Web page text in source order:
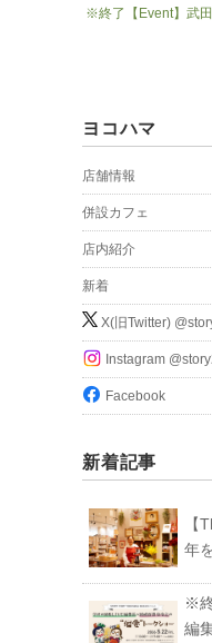
※終了【Event】武
ヨコハマ
店舗情報
併設カフェ
店内紹介
新着
X(旧Twitter)
Instagram
Facebook
新着記事
【
年
※
編